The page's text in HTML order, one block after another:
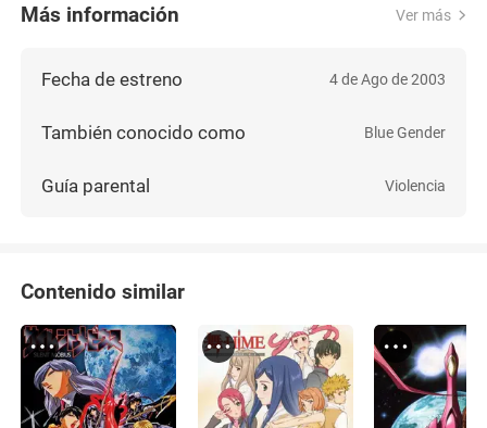
Más información Ver más
Fecha de estreno 4 de Ago de 2003
También conocido como Blue Gender
Guía parental Violencia
Contenido similar